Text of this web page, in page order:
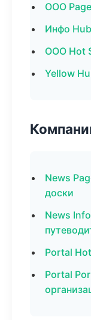
ООО
Инфо
ООО Hot
Yellow
News
доски
News
Portal
Portal